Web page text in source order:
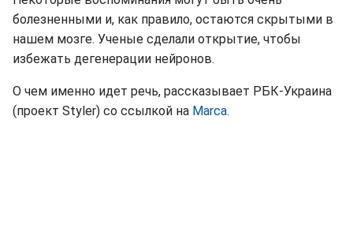
болезненными и, как правило, остаются скрытыми в
нашем мозге. Ученые сделали открытие, чтобы
избежать дегенерации нейронов.
О чем именно идет речь, рассказывает РБК-Украина
(проект Styler) со ссылкой на Marca.